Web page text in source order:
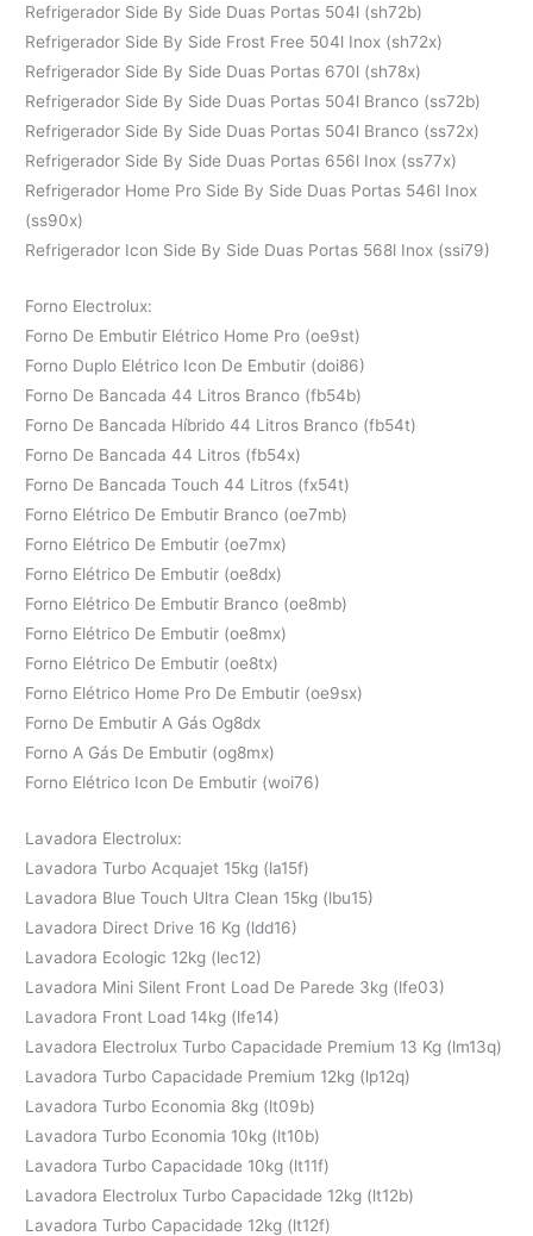
Refrigerador Side By Side Duas Portas 504l (sh72b)
Refrigerador Side By Side Frost Free 504l Inox (sh72x)
Refrigerador Side By Side Duas Portas 670l (sh78x)
Refrigerador Side By Side Duas Portas 504l Branco (ss72b)
Refrigerador Side By Side Duas Portas 504l Branco (ss72x)
Refrigerador Side By Side Duas Portas 656l Inox (ss77x)
Refrigerador Home Pro Side By Side Duas Portas 546l Inox
(ss90x)
Refrigerador Icon Side By Side Duas Portas 568l Inox (ssi79)
Forno Electrolux:
Forno De Embutir Elétrico Home Pro (oe9st)
Forno Duplo Elétrico Icon De Embutir (doi86)
Forno De Bancada 44 Litros Branco (fb54b)
Forno De Bancada Híbrido 44 Litros Branco (fb54t)
Forno De Bancada 44 Litros (fb54x)
Forno De Bancada Touch 44 Litros (fx54t)
Forno Elétrico De Embutir Branco (oe7mb)
Forno Elétrico De Embutir (oe7mx)
Forno Elétrico De Embutir (oe8dx)
Forno Elétrico De Embutir Branco (oe8mb)
Forno Elétrico De Embutir (oe8mx)
Forno Elétrico De Embutir (oe8tx)
Forno Elétrico Home Pro De Embutir (oe9sx)
Forno De Embutir A Gás Og8dx
Forno A Gás De Embutir (og8mx)
Forno Elétrico Icon De Embutir (woi76)
Lavadora Electrolux:
Lavadora Turbo Acquajet 15kg (la15f)
Lavadora Blue Touch Ultra Clean 15kg (lbu15)
Lavadora Direct Drive 16 Kg (ldd16)
Lavadora Ecologic 12kg (lec12)
Lavadora Mini Silent Front Load De Parede 3kg (lfe03)
Lavadora Front Load 14kg (lfe14)
Lavadora Electrolux Turbo Capacidade Premium 13 Kg (lm13q)
Lavadora Turbo Capacidade Premium 12kg (lp12q)
Lavadora Turbo Economia 8kg (lt09b)
Lavadora Turbo Economia 10kg (lt10b)
Lavadora Turbo Capacidade 10kg (lt11f)
Lavadora Electrolux Turbo Capacidade 12kg (lt12b)
Lavadora Turbo Capacidade 12kg (lt12f)